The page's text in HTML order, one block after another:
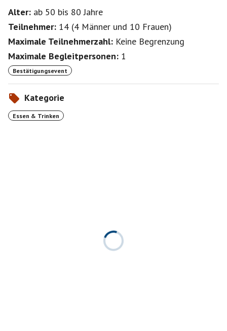
Alter: ab 50 bis 80Jahre
Teilnehmer: 14 (4 Männer und 10 Frauen)
Maximale Teilnehmerzahl: Keine Begrenzung
Maximale Begleitpersonen: 1
Bestätigungsevent
Kategorie
Essen & Trinken